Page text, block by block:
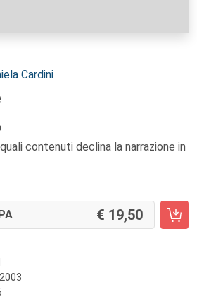
Cardini
contenuti declina la narrazione in
19,50